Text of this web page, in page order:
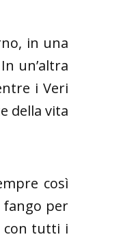
in una
un’altra
i Veri
della vita
così
fango per
con tutti i